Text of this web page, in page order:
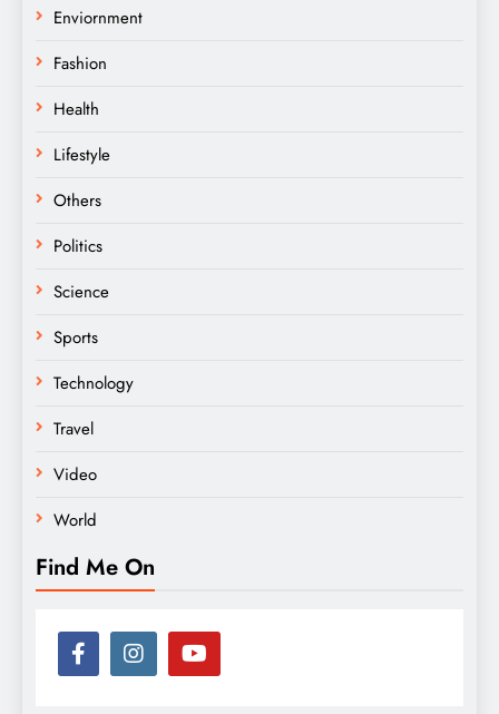
Enviornment
Fashion
Health
Lifestyle
Others
Politics
Science
Sports
Technology
Travel
Video
World
Find Me On